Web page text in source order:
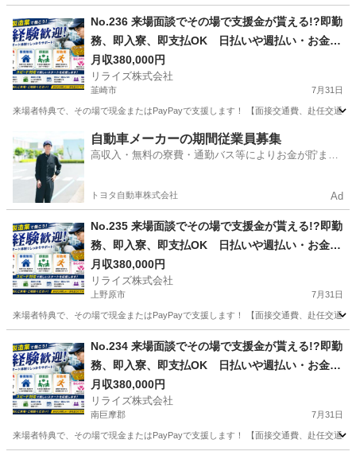
その他
No.236 来場面談でその場で支援金が貰える!?即勤
務、即入寮、即支払OK 日払いや週払い・お金住
む場所に困ってる方必見の案件です！簡単な電子
部品の製造・加工のお仕事♪
月収380,000円
リライズ株式会社
韮崎市 7月31日
来場者特典で、その場で現金またはPayPayで支援します！ 【面接交通費、赴任交通
その他 業務
自動車メーカーの期間従業員募集
高収入・無料の寮費・通勤バス等によりお金が貯まり
トヨタ自動車株式会社 Ad
No.235 来場面談でその場で支援金が貰える!?即勤
務、即入寮、即支払OK 日払いや週払い・お金住
む場所に困ってる方必見の案件です！簡単な電子
部品の製造・加工のお仕事♪
月収380,000円
リライズ株式会社
上野原市 7月31日
来場者特典で、その場で現金またはPayPayで支援します！ 【面接交通費、赴任交通
業務
No.234 来場面談でその場で支援金が貰える!?即勤
務、即入寮、即支払OK 日払いや週払い・お金住
む場所に困ってる方必見の案件です！簡単な電子
部品の製造・加工のお仕事♪
月収380,000円
リライズ株式会社
南巨摩郡 7月31日
来場者特典で、その場で現金またはPayPayで支援します！ 【面接交通費、赴任交通